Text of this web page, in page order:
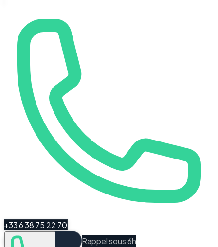
+33 6 38 75 22 70
Rappel sous 6h